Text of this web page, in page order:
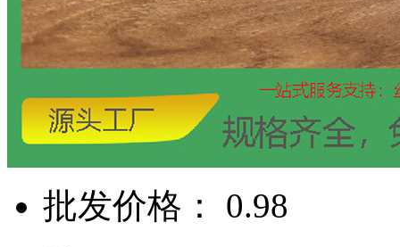
批发价格： 0.98